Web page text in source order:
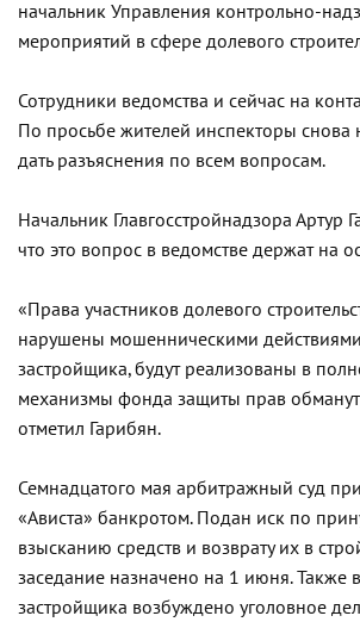
начальник Управления контрольно-
мероприятий в сфере долевого
Сотрудники ведомства и сейчас на
По просьбе жителей инспекторы снова
дать разъяснения по всем вопросам.
Начальник Главгосстройнадзора Артур
что это вопрос в ведомстве держат на
«Права участников долевого
нарушены мошенническими
застройщика, будут реализованы в
механизмы фонда защиты прав
отметил Гарибян.
Семнадцатого мая арбитражный суд
«Ависта» банкротом. Подан иск по
взысканию средств и возврату их в
заседание назначено на 1 июня. Также
застройщика возбуждено уголовное